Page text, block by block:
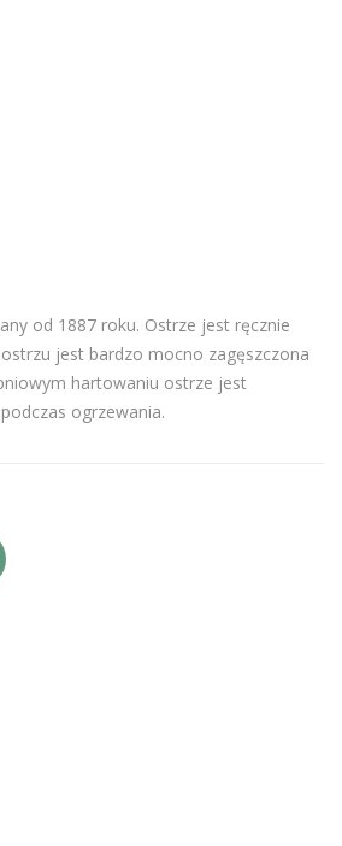
od 1887 roku. Ostrze jest ręcznie
jest bardzo mocno zagęszczona
hartowaniu ostrze jest
ogrzewania.